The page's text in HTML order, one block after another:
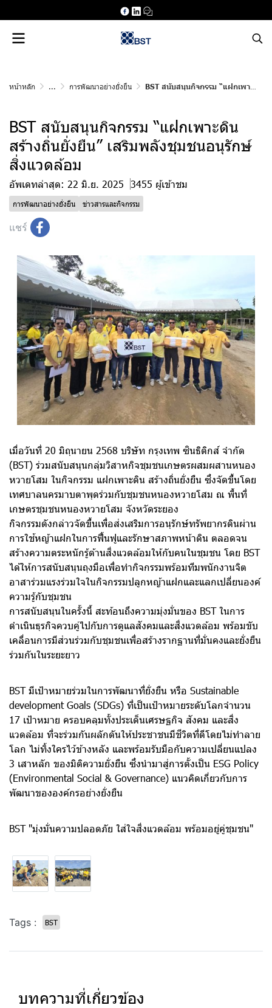
หน้าหลัก ... การพัฒนาอย่างยั่งยืน BST สนับสนุนกิจกรรม “แฝกเพาะดิน สร้างถิ่นยั่งยืน” เสริมพลังชุมชนอนุรักษ์สิ่งแวดล้อม
BST สนับสนุนกิจกรรม “แฝกเพาะดิน
สร้างถิ่นยั่งยืน” เสริมพลังชุมชนอนุรักษ์
สิ่งแวดล้อม
อัพเดทล่าสุด: 22 มิ.ย. 2025 3455 ผู้เข้าชม
การพัฒนาอย่างยั่งยืน ข่าวสารและกิจกรรม
แชร์
เมื่อวันที่ 20 มิถุนายน 2568 บริษัท กรุงเทพ ซินธิติกส์ จำกัด
(BST) ร่วมสนับสนุนกลุ่มวิสาหกิจชุมชนเกษตรผสมผสานหนอง
หวายโสม ในกิจกรรม แฝกเพาะดิน สร้างถิ่นยั่งยืน ซึ่งจัดขึ้นโดย
เทศบาลนครมาบตาพุดร่วมกับชุมชนหนองหวายโสม ณ พื้นที่
เกษตรชุมชนหนองหวายโสม จังหวัดระยอง
กิจกรรมดังกล่าวจัดขึ้นเพื่อส่งเสริมการอนุรักษ์ทรัพยากรดินผ่าน
การใช้หญ้าแฝกในการฟื้นฟูและรักษาสภาพหน้าดิน ตลอดจน
สร้างความตระหนักรู้ด้านสิ่งแวดล้อมให้กับคนในชุมชน โดย BST
ได้ให้การสนับสนุนถุงมือเพื่อทำกิจกรรมพร้อมทีมพนักงานจิต
อาสาร่วมแรงร่วมใจในกิจกรรมปลูกหญ้าแฝกและแลกเปลี่ยนองค์
ความรู้กับชุมชน
การสนับสนุนในครั้งนี้ สะท้อนถึงความมุ่งมั่นของ BST ในการ
ดำเนินธุรกิจควบคู่ไปกับการดูแลสังคมและสิ่งแวดล้อม พร้อมขับ
เคลื่อนการมีส่วนร่วมกับชุมชนเพื่อสร้างรากฐานที่มั่นคงและยั่งยืน
ร่วมกันในระยะยาว
BST มีเป้าหมายร่วมในการพัฒนาที่ยั่งยืน หรือ Sustainable
development Goals (SDGs) ที่เป็นเป้าหมายระดับโลกจำนวน
17 เป้าหมาย ครอบคลุมทั้งประเด็นเศรษฐกิจ สังคม และสิ่ง
แวดล้อม ที่จะร่วมกันผลักดันให้ประชาชนมีชีวิตที่ดีโดยไม่ทำลาย
โลก ไม่ทิ้งใครไว้ข้างหลัง และพร้อมรับมือกับความเปลี่ยนแปลง
3 เสาหลัก ของมิติความยั่งยืน ซึ่งนำมาสู่การตั้งเป็น ESG Policy
(Environmental Social & Governance) แนวคิดเกี่ยวกับการ
พัฒนาขององค์กรอย่างยั่งยืน
BST "มุ่งมั่นความปลอดภัย ใส่ใจสิ่งแวดล้อม พร้อมอยู่คู่ชุมชน"
Tags : BST
บทความที่เกี่ยวข้อง